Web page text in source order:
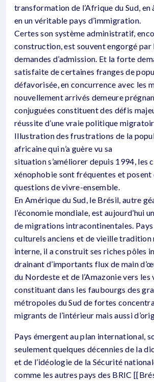
transformation de l’Afrique du Sud, en
en un véritable pays d’immigration.
Certes son système administratif,
construction, est souvent engorgé par
demandes d’admission. Et la forte
satisfaite de certaines franges de
défavorisée, en concurrence avec les
nouvellement arrivés demeure
conjuguées constituent des défis
réussite d’une vraie politique
Illustration des frustrations de la
africaine qui n’a guère vu sa
situation s’améliorer depuis 1994, les
xénophobie sont fréquentes et posent
questions de vivre-ensemble.
En Amérique du Sud, le Brésil, autre
l’économie mondiale, est aujourd’hui
de migrations intracontinentales. Pays
culturels anciens et de vieille
interne, il a construit ses riches pôles
drainant d’importants flux de main
du Nordeste et de l’Amazonie vers les
constituant dans les faubourgs des
métropoles du Sud de fortes
migrants de l’intérieur mais aussi
Pays émergent au plan international,
seulement quelques décennies de la
et de l’idéologie de la Sécurité
comme les autres pays des BRIC